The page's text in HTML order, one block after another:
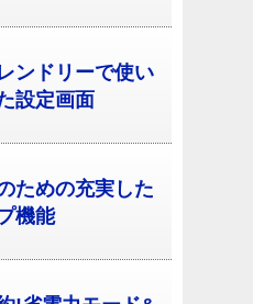
ンドリーで使い
設定画面
ための充実した
機能